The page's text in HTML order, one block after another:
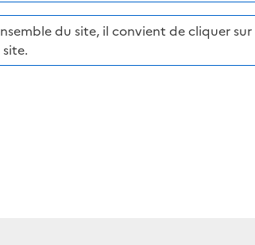
du site, il convient de cliquer sur